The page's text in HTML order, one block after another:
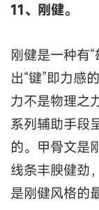
11、刚健。
刚健是一种有
出“键”即力感
力不是物理之
系列辅助手段
的。甲骨文是
线条丰腴健劲
是刚健风格的